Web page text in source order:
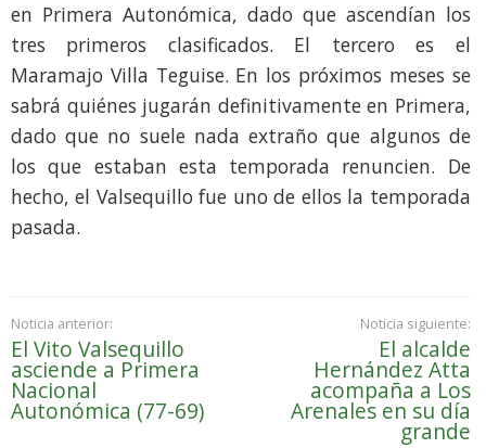
en Primera Autonómica, dado que ascendían los
tres primeros clasificados. El tercero es el
Maramajo Villa Teguise. En los próximos meses se
sabrá quiénes jugarán definitivamente en Primera,
dado que no suele nada extraño que algunos de
los que estaban esta temporada renuncien. De
hecho, el Valsequillo fue uno de ellos la temporada
pasada.
Noticia anterior:
El Vito Valsequillo
asciende a Primera
Nacional
Autonómica (77-69)
Noticia siguiente:
El alcalde
Hernández Atta
acompaña a Los
Arenales en su día
grande